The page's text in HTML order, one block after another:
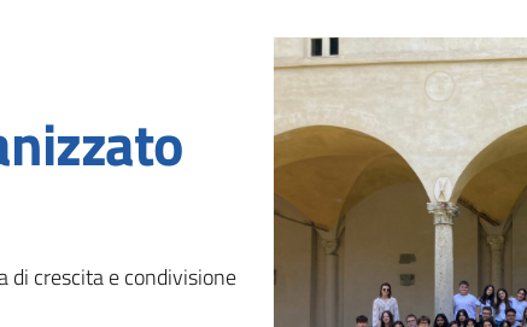
di crescita e condivisione